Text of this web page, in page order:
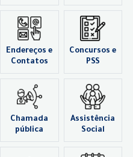
Endereços e
Contatos
Concursos e
PSS
Chamada
pública
Assistência
Social